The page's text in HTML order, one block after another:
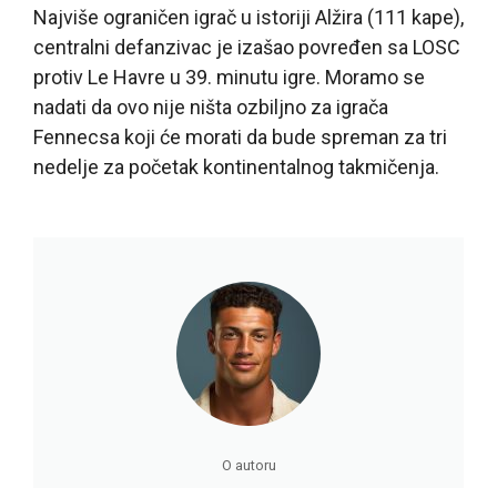
Najviše ograničen igrač u istoriji Alžira (111 kape),
centralni defanzivac je izašao povređen sa LOSC
protiv Le Havre u 39. minutu igre. Moramo se
nadati da ovo nije ništa ozbiljno za igrača
Fennecsa koji će morati da bude spreman za tri
nedelje za početak kontinentalnog takmičenja.
O autoru